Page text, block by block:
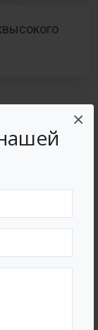
×